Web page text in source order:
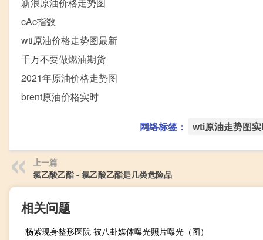
新浪原油价格走势图
cAc指数
wti原油价格走势图最新
千万不要做燃油期货
2021年原油价格走势图
brent原油价格实时
网络标签： wti原油走势图
上一篇
氯乙酸乙酯 - 氯乙酸乙酯是几类危险品
相关问题
杨紫现身整形医院 被八卦媒体曝光照片曝光（图）